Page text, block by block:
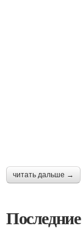
читать дальше →